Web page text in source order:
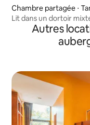
Chambre partagée ⋅
Lit dans un dortoir
Autres